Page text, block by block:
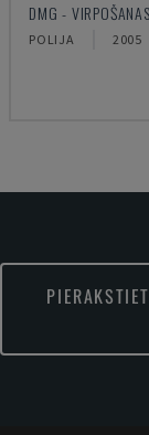
DMG -
POLIJA 2005